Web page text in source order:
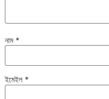
নাম *
ইমেইল *